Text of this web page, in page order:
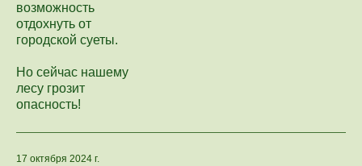
возможность
отдохнуть от
городской суеты.
Но сейчас нашему
лесу грозит
опасность!
17 октября 2024 г.